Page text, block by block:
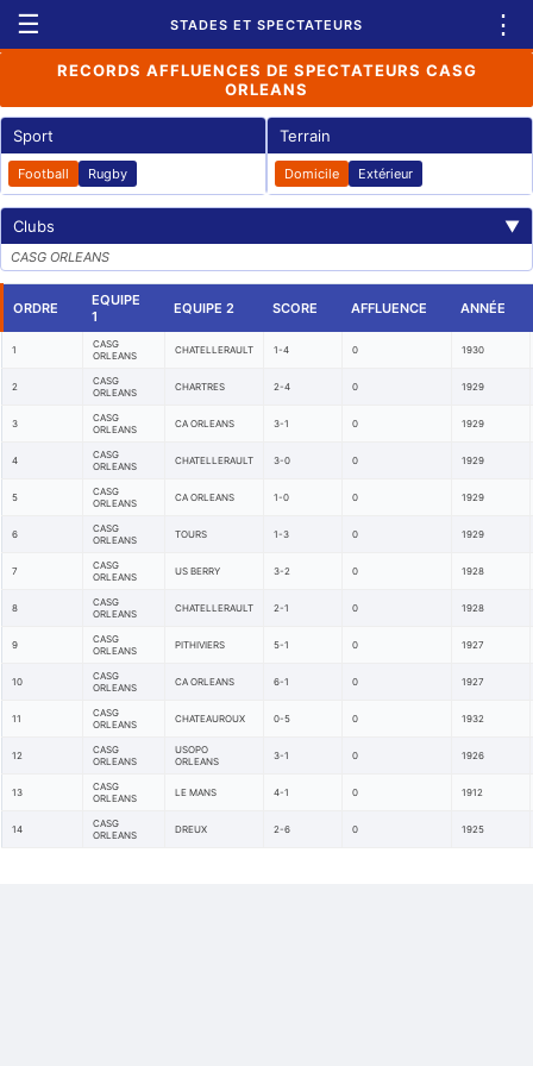
☰ STADES ET SPECTATEURS ⋮
RECORDS AFFLUENCES DE SPECTATEURS CASG
ORLEANS
Sport
Football Rugby
Terrain
Domicile Extérieur
Clubs ▼
CASG ORLEANS
ORDRE
EQUIPE
1
EQUIPE 2 SCORE AFFLUENCE ANNÉE
1
CASG
ORLEANS
CHATELLERAULT 1-4 0 1930
2
CASG
ORLEANS
CHARTRES 2-4 0 1929
3
CASG
ORLEANS
CA ORLEANS 3-1 0 1929
4
CASG
ORLEANS
CHATELLERAULT 3-0 0 1929
5
CASG
ORLEANS
CA ORLEANS 1-0 0 1929
6
CASG
ORLEANS
TOURS 1-3 0 1929
7
CASG
ORLEANS
US BERRY 3-2 0 1928
8
CASG
ORLEANS
CHATELLERAULT 2-1 0 1928
9
CASG
ORLEANS
PITHIVIERS 5-1 0 1927
10
CASG
ORLEANS
CA ORLEANS 6-1 0 1927
11
CASG
ORLEANS
CHATEAUROUX 0-5 0 1932
12
CASG
ORLEANS
USOPO
ORLEANS
3-1 0 1926
13
CASG
ORLEANS
LE MANS 4-1 0 1912
14
CASG
ORLEANS
DREUX 2-6 0 1925